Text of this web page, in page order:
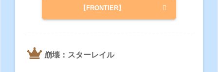
【FRONTIER】
崩壊：スターレイル